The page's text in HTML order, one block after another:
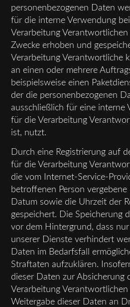
personenbezogenen Daten
für die interne Verwendung
Verarbeitung
Zwecke erhoben und
Verarbeitung Verantwortliche
an einen oder mehrere
beispielsweise einen
der die personenbezogenen
ausschließlich für eine interne
für die Verarbeitung
ist, nutzt.
Durch eine Registrierung auf
für die Verarbeitung
die vom Internet-Service-
betroffenen Person vergebene
Datum sowie die Uhrzeit der
gespeichert. Die Speicherung
vor dem Hintergrund, dass
unserer Dienste verhindert
Daten im Bedarfsfall
Straftaten aufzuklären.
dieser Daten zur Absicherung
Verarbeitung
Weitergabe dieser Daten an